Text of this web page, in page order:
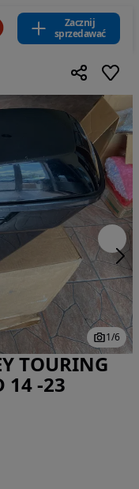
Zacznij
sprzedawać
1/6
TOURING
14 -23